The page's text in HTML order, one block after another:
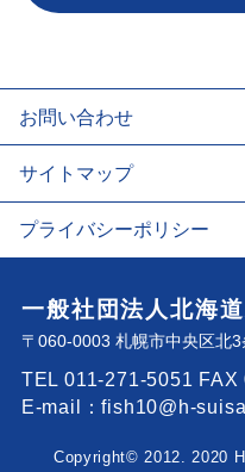
お問い合わせ
サイトマップ
プライバシーポリシー
一般社団法人北海
〒060-0003 札幌市中央区北
TEL 011-271-5051 FAX
E-mail：fish10@h-
Copyright© 2012. 2020